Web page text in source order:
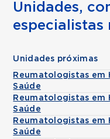
Unidades,
especialistas
Unidades próximas
Reumatologistas em
Saúde
Reumatologistas em
Saúde
Reumatologistas em
Saúde